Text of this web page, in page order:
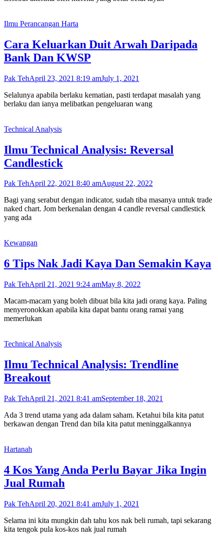
Ilmu Perancangan Harta
Cara Keluarkan Duit Arwah Daripada
Bank Dan KWSP
Pak TehApril 23, 2021 8:19 amJuly 1, 2021
Selalunya apabila berlaku kematian, pasti terdapat masalah yang
berlaku dan ianya melibatkan pengeluaran wang
Technical Analysis
Ilmu Technical Analysis: Reversal
Candlestick
Pak TehApril 22, 2021 8:40 amAugust 22, 2022
Bagi yang serabut dengan indicator, sudah tiba masanya untuk trade
naked chart. Jom berkenalan dengan 4 candle reversal candlestick
yang ada
Kewangan
6 Tips Nak Jadi Kaya Dan Semakin Kaya
Pak TehApril 21, 2021 9:24 amMay 8, 2022
Macam-macam yang boleh dibuat bila kita jadi orang kaya. Paling
menyeronokkan apabila kita dapat bantu orang ramai yang
memerlukan
Technical Analysis
Ilmu Technical Analysis: Trendline
Breakout
Pak TehApril 21, 2021 8:41 amSeptember 18, 2021
Ada 3 trend utama yang ada dalam saham. Ketahui bila kita patut
berkawan dengan Trend dan bila kita patut meninggalkannya
Hartanah
4 Kos Yang Anda Perlu Bayar Jika Ingin
Jual Rumah
Pak TehApril 20, 2021 8:41 amJuly 1, 2021
Selama ini kita mungkin dah tahu kos nak beli rumah, tapi sekarang
kita tengok pula kos-kos nak jual rumah